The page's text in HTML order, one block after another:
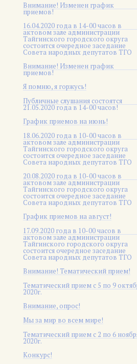
Внимание! Изменен график
приемов!
16.04.2020 года в 14-00 часов в
актовом зале администрации
Тайгинского городского округа
состоится очередное заседание
Совета народных депутатов ТГО
Внимание! Изменен график
приемов!
Я помню, я горжусь!
Публичные слушания состоятся
21.05.2020 года в 14-00 часов!
График приемов на июнь!
18.06.2020 года в 10-00 часов в
актовом зале администрации
Тайгинского городского округа
состоится очередное заседание
Совета народных депутатов ТГО
20.08.2020 года в 10-00 часов в
актовом зале администрации
Тайгинского городского округа
состоится очередное заседание
Совета народных депутатов ТГО
График приемов на август!
17.09.2020 года в 10-00 часов в
актовом зале администрации
Тайгинского городского округа
состоится очередное заседание
Совета народных депутатов ТГО
Внимание! Тематический прием!
Тематический прием с 5 по 9
2020г.
Внимание, опрос!
Мы за мир во всем мире!
Тематический прием с 2 по 6
2020г.
Конкурс!